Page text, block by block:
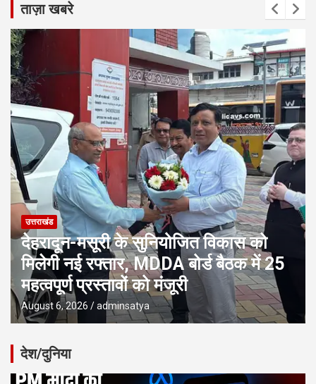
ताज़ा खबरे
उत्तराखंड
देहरादून-मसूरी के सुनियोजित विकास को
मिलेगी नई रफ्तार, MDDA बोर्ड बैठक में 25
महत्वपूर्ण प्रस्तावों को मंजूरी
August 6, 2026 adminsatya
देश/दुनिया